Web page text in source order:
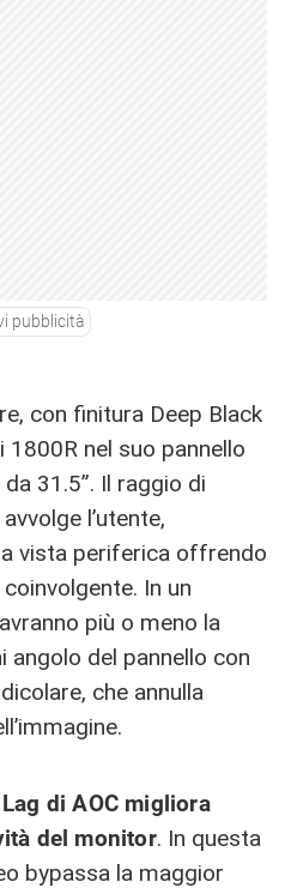
pubblicità
con finitura Deep Black
nel suo pannello
31.5”. Il raggio di
l’utente,
vista periferica offrendo
In un
più o meno la
del pannello con
che annulla
di AOC migliora
del monitor. In questa
bypassa la maggior